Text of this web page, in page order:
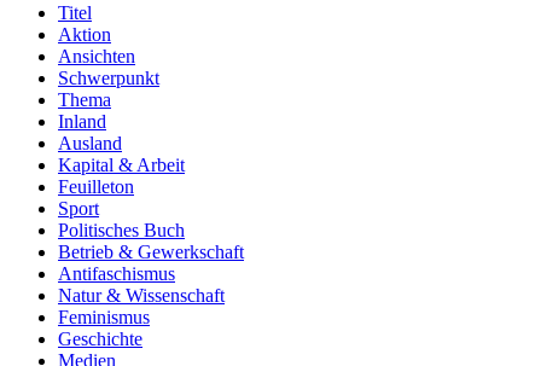
Titel
Aktion
Ansichten
Schwerpunkt
Thema
Inland
Ausland
Kapital & Arbeit
Feuilleton
Sport
Politisches Buch
Betrieb & Gewerkschaft
Antifaschismus
Natur & Wissenschaft
Feminismus
Geschichte
Medien